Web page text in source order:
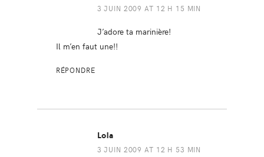
3 JUIN 2009 AT 12 H 15 MIN
J’adore ta marinière!
Il m’en faut une!!
RÉPONDRE
Lola
3 JUIN 2009 AT 12 H 53 MIN